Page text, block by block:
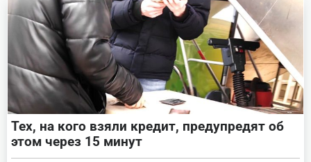
Тех, на кого взяли кредит, предупредят об
этом через 15 минут